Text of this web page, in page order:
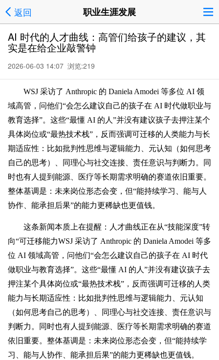
返回 职业生涯发展
AI 时代的人才曲线：高管们给孩子的建议，其
实是在给企业敲警钟
2026-06-03 14:07 浏览:219
WSJ 采访了 Anthropic 的 Daniela Amodei 等多位 AI 领
域高管，问他们“会怎么建议自己的孩子在 AI 时代做职业与
教育选择”。这些“最懂 AI 的人”并没有建议孩子去押注某个
具体岗位或“最热技术栈”，反而强调可迁移的人类能力与长
期适应性：比如批判性思维与逻辑能力、元认知（如何思考
自己的思考）、同理心与社交连接、责任意识与判断力。同
时也有人提到能源、医疗等长期需求明确的赛道依旧重要。
整体基调是：未来岗位形态会变，但“能持续学习、能与人
协作、能承担后果”的能力更稀缺也更值钱。
这条新闻本质上在提醒：人才曲线正在从“技能深度”转
向“可迁移能力WSJ 采访了 Anthropic 的 Daniela Amodei 等多
位 AI 领域高管，问他们“会怎么建议自己的孩子在 AI 时代
做职业与教育选择”。这些“最懂 AI 的人”并没有建议孩子去
押注某个具体岗位或“最热技术栈”，反而强调可迁移的人类
能力与长期适应性：比如批判性思维与逻辑能力、元认知
（如何思考自己的思考）、同理心与社交连接、责任意识与
判断力。同时也有人提到能源、医疗等长期需求明确的赛道
依旧重要。整体基调是：未来岗位形态会变，但“能持续学
习、能与人协作、能承担后果”的能力更稀缺也更值钱。